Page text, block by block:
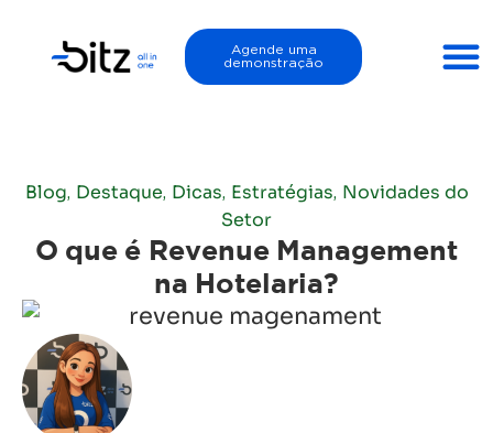
Agende uma
demonstração
Blog Destaque Dicas Estratégias Novidades do
Setor
O que é Revenue Management
na Hotelaria?